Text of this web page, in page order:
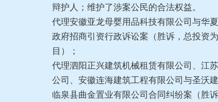
辩护人；维护了涉案公民的合法权益。
代理安徽亚龙母婴用品科技有限公司与华
政府招商引资行政诉讼案（胜诉，总投资
目）；
代理泗阳正兴建筑机械租赁有限公司、江
公司、安徽连海建筑工程有限公司与圣沃
临泉县曲金置业有限公司合同纠纷案（胜